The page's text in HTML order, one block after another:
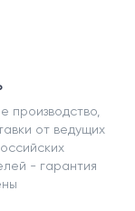
производство,
от ведущих
- гарантия